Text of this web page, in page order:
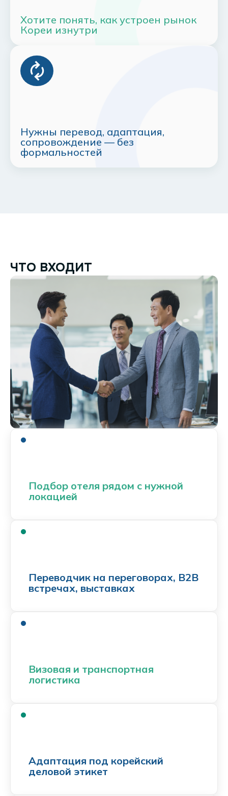
Хотите понять, как устроен рынок
Кореи изнутри
Нужны перевод, адаптация,
сопровождение — без
формальностей
ЧТО ВХОДИТ
Подбор отеля рядом с нужной
локацией
Переводчик на переговорах, B2B
встречах, выставках
Визовая и транспортная
логистика
Адаптация под корейский
деловой этикет